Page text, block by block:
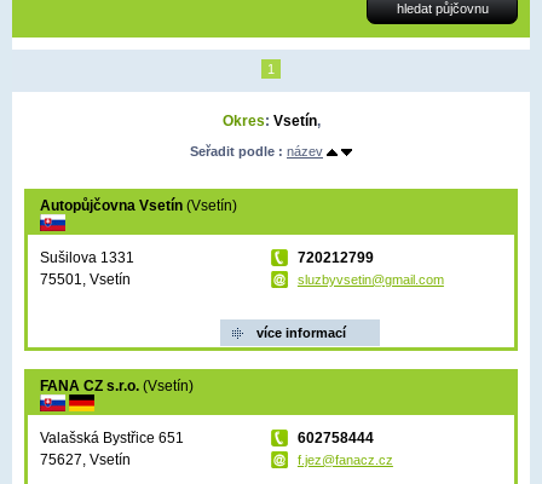
1
Okres: Vsetín,
Seřadit podle : název
Autopůjčovna Vsetín (Vsetín)
Sušilova 1331
75501, Vsetín
720212799
sluzbyvsetin@gmail.com
více informací
FANA CZ s.r.o. (Vsetín)
Valašská Bystřice 651
75627, Vsetín
602758444
f.jez@fanacz.cz